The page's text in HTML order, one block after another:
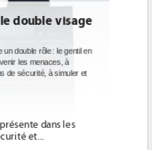
énergétique
pour les
durables et plus efficaces, c'est
pouvoirs publics européens
de la nouvelle Directive sur
la DEE (directive
?